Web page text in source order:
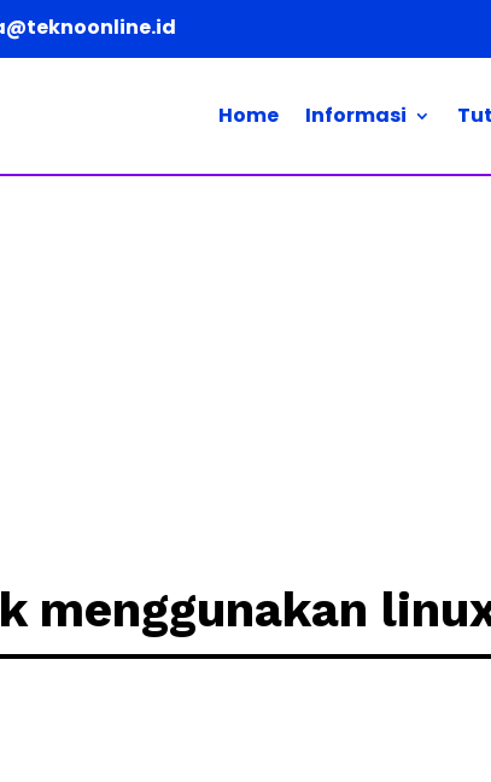
Home Informasi
menggunakan